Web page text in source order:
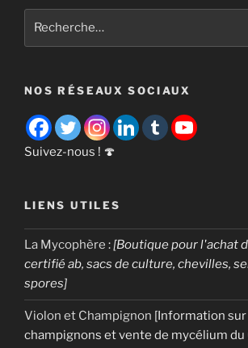
:
pour
1
NOS RÉSEAUX SOCIAUX
Suivez-nous ! 🍄
LIENS UTILES
La Mycophère :[Boutique pour l'achat
certifié ab, sacs de culture, chevilles,
spores]
Violon et Champignon [Information
champignons et vente de mycélium du